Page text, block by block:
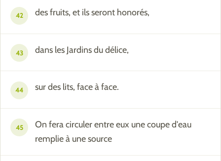
42 des fruits, et ils seront honorés,
43 dans les Jardins du délice,
44 sur des lits, face à face.
45
On fera circuler entre eux une coupe d'eau
remplie à une source